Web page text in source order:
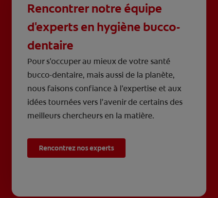
Rencontrer notre équipe
d'experts en hygiène bucco-
dentaire
Pour s'occuper au mieux de votre santé
bucco-dentaire, mais aussi de la planète,
nous faisons confiance à l'expertise et aux
idées tournées vers l'avenir de certains des
meilleurs chercheurs en la matière.
Rencontrez nos experts